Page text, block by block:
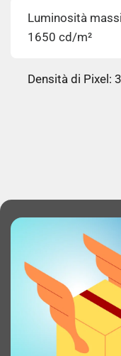
Luminosità
1650 cd/m²
Densità di Pixel:
Numero di core
Frequenza del
GHz
Frequenza del